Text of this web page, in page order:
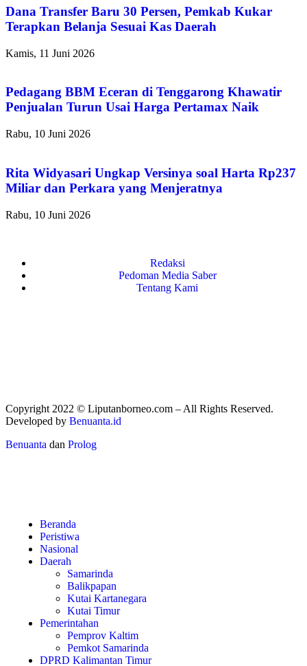
Dana Transfer Baru 30 Persen, Pemkab Kukar
Terapkan Belanja Sesuai Kas Daerah
Kamis, 11 Juni 2026
Pedagang BBM Eceran di Tenggarong Khawatir
Penjualan Turun Usai Harga Pertamax Naik
Rabu, 10 Juni 2026
Rita Widyasari Ungkap Versinya soal Harta Rp237
Miliar dan Perkara yang Menjeratnya
Rabu, 10 Juni 2026
Redaksi
Pedoman Media Saber
Tentang Kami
Copyright 2022 © Liputanborneo.com – All Rights Reserved.
Developed by Benuanta.id
Benuanta dan Prolog
Beranda
Peristiwa
Nasional
Daerah
Samarinda
Balikpapan
Kutai Kartanegara
Kutai Timur
Pemerintahan
Pemprov Kaltim
Pemkot Samarinda
DPRD Kalimantan Timur